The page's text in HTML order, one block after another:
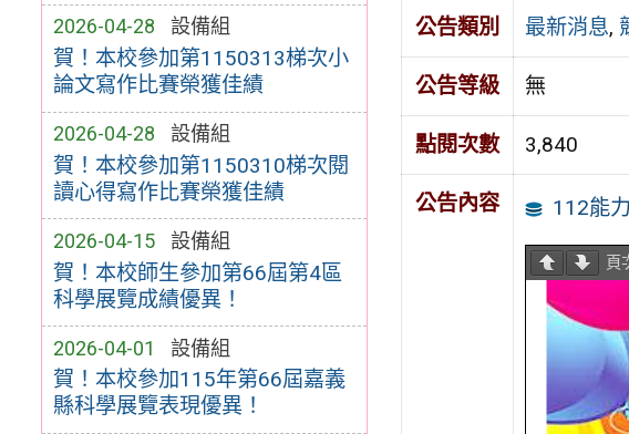
2026-04-28 設備組
賀！本校參加第1150313梯次小
論文寫作比賽榮獲佳績
2026-04-28 設備組
賀！本校參加第1150310梯次閱
讀心得寫作比賽榮獲佳績
2026-04-15 設備組
賀！本校師生參加第66屆第4區
科學展覽成績優異！
2026-04-01 設備組
賀！本校參加115年第66屆嘉義
縣科學展覽表現優異！
公告類別 最新消息,
公告等級 無
點閱次數 3,840
公告內容 112能
頁